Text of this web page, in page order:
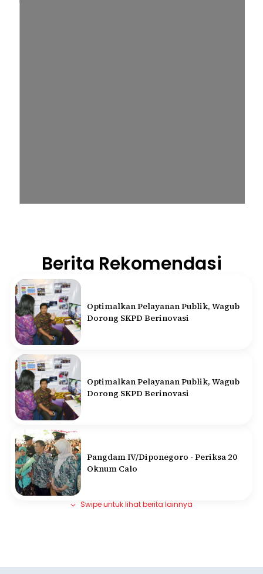
Berita Rekomendasi
Optimalkan Pelayanan Publik, Wagub
Dorong SKPD Berinovasi
Optimalkan Pelayanan Publik, Wagub
Dorong SKPD Berinovasi
Pangdam IV/Diponegoro - Periksa 20
Oknum Calo
Swipe untuk lihat berita lainnya